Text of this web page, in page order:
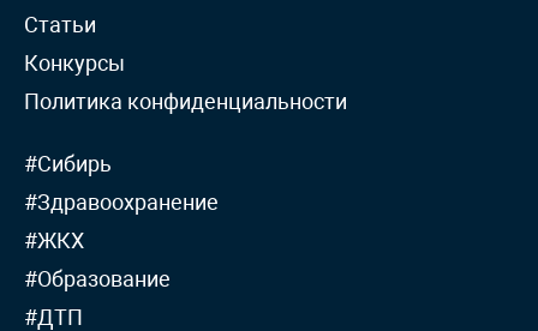
Статьи
Конкурсы
Политика конфиденциальности
#Сибирь
#Здравоохранение
#ЖКХ
#Образование
#ДТП